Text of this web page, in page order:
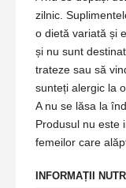
zilnic.
o dietă variată și
și nu sunt
trateze sau să
sunteți alergic la
A nu se lăsa la
Produsul nu este
femeilor care
INFORMAȚII